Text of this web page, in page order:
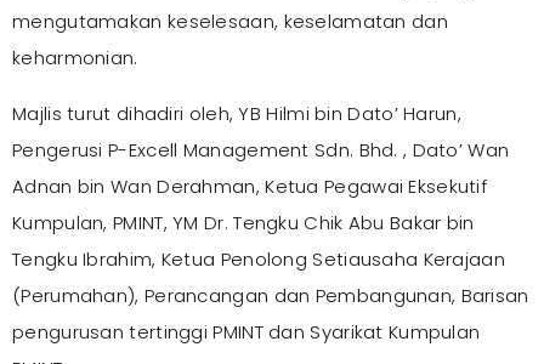
mengutamakan keselesaan, keselamatan dan
keharmonian.
Majlis turut dihadiri oleh, YB Hilmi bin Dato’ Harun,
Pengerusi P-Excell Management Sdn. Bhd. , Dato’ Wan
Adnan bin Wan Derahman, Ketua Pegawai Eksekutif
Kumpulan, PMINT, YM Dr. Tengku Chik Abu Bakar bin
Tengku Ibrahim, Ketua Penolong Setiausaha Kerajaan
(Perumahan), Perancangan dan Pembangunan, Barisan
pengurusan tertinggi PMINT dan Syarikat Kumpulan